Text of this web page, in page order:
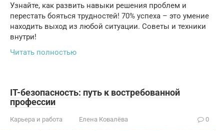
Узнайте, как развить навыки решения проблем и
перестать бояться трудностей! 70% успеха – это умение
находить выход из любой ситуации. Советы и техники
внутри!
Читать полностью
IT-безопасность: путь к востребованной
профессии
Карьера и работа Елена Ковалёва 0